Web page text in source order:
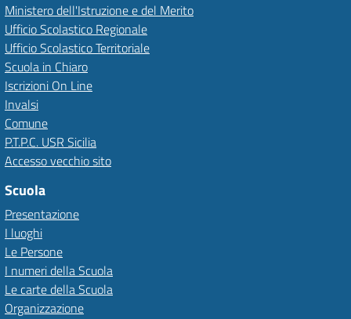
Ministero dell'Istruzione e del Merito
Ufficio Scolastico Regionale
Ufficio Scolastico Territoriale
Scuola in Chiaro
Iscrizioni On Line
Invalsi
Comune
P.T.P.C. USR Sicilia
Accesso vecchio sito
Scuola
Presentazione
I luoghi
Le Persone
I numeri della Scuola
Le carte della Scuola
Organizzazione